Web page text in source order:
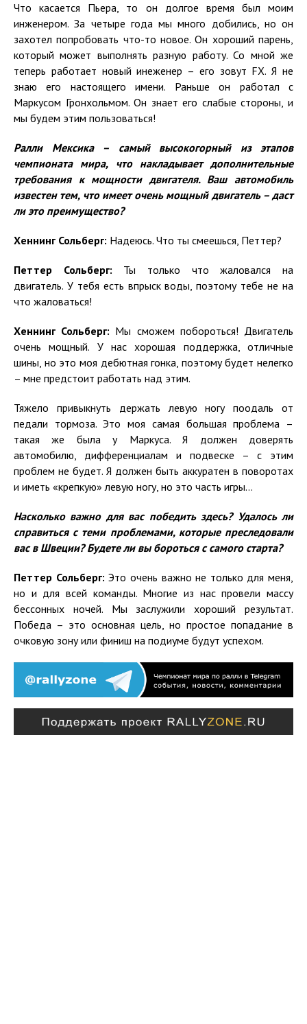
Что касается Пьера, то он долгое время был моим
инженером. За четыре года мы много добились, но он
захотел попробовать что-то новое. Он хороший парень,
который может выполнять разную работу. Со мной же
теперь работает новый инеженер – его зовут FX. Я не
знаю его настоящего имени. Раньше он работал с
Маркусом Гронхольмом. Он знает его слабые стороны, и
мы будем этим пользоваться!
Ралли Мексика – самый высокогорный из этапов
чемпионата мира, что накладывает дополнительные
требования к мощности двигателя. Ваш автомобиль
известен тем, что имеет очень мощный двигатель – даст
ли это преимущество?
Хеннинг Сольберг: Надеюсь. Что ты смеешься, Петтер?
Петтер Сольберг: Ты только что жаловался на
двигатель. У тебя есть впрыск воды, поэтому тебе не на
что жаловаться!
Хеннинг Сольберг: Мы сможем побороться! Двигатель
очень мощный. У нас хорошая поддержка, отличные
шины, но это моя дебютная гонка, поэтому будет нелегко
– мне предстоит работать над этим.
Тяжело привыкнуть держать левую ногу поодаль от
педали тормоза. Это моя самая большая проблема –
такая же была у Маркуса. Я должен доверять
автомобилю, дифференциалам и подвеске – с этим
проблем не будет. Я должен быть аккуратен в поворотах
и иметь «крепкую» левую ногу, но это часть игры...
Насколько важно для вас победить здесь? Удалось ли
справиться с теми проблемами, которые преследовали
вас в Швеции? Будете ли вы бороться с самого старта?
Петтер Сольберг: Это очень важно не только для меня,
но и для всей команды. Многие из нас провели массу
бессонных ночей. Мы заслужили хороший результат.
Победа – это основная цель, но простое попадание в
очковую зону или финиш на подиуме будут успехом.